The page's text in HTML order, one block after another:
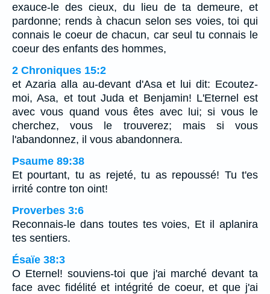
exauce-le des cieux, du lieu de ta demeure, et
pardonne; rends à chacun selon ses voies, toi qui
connais le coeur de chacun, car seul tu connais le
coeur des enfants des hommes,
2 Chroniques 15:2
et Azaria alla au-devant d'Asa et lui dit: Ecoutez-
moi, Asa, et tout Juda et Benjamin! L'Eternel est
avec vous quand vous êtes avec lui; si vous le
cherchez, vous le trouverez; mais si vous
l'abandonnez, il vous abandonnera.
Psaume 89:38
Et pourtant, tu as rejeté, tu as repoussé! Tu t'es
irrité contre ton oint!
Proverbes 3:6
Reconnais-le dans toutes tes voies, Et il aplanira
tes sentiers.
Ésaïe 38:3
O Eternel! souviens-toi que j'ai marché devant ta
face avec fidélité et intégrité de coeur, et que j'ai